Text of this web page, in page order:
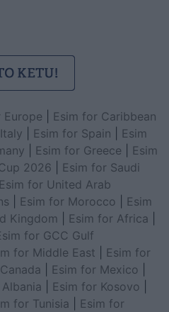
Europe
Esim for Caribbean
Esim for Spain
Esim
Esim for Greece
Esim
2026
Esim for Saudi
Esim for United Arab
Esim for Morocco
Esim
Kingdom Esim for Africa
for GCC Gulf
for Middle East
Esim for
Esim for Mexico
Esim for Kosovo
for Tunisia
Esim for